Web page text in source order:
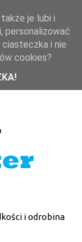
i odrobina
je lubi i
personalizować
ciasteczka i nie
cookies?